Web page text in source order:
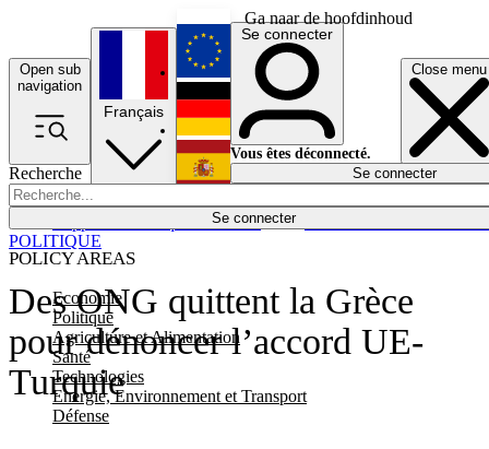
Ga naar de hoofdinhoud
Open sub
navigation
Close menu
Recherche
Se connecter
POLICY AREAS
Economie
Politique
Agriculture et Alimentation
Santé
Technologies
Energie, Environnement et Transport
Défense
Économie
Français
English
Deutsch
Español
Se connecter
Vous êtes déconnecté.
Se connecter
Des ONG quittent la Grèce
pour dénoncer l’accord UE-
Turquie
POLITIQUE